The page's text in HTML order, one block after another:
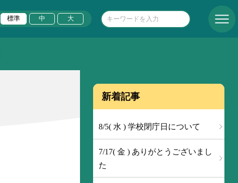
標準 中 大
新着記事
8/5( 水 ) 学校閉庁日について
7/17( 金 ) ありがとうございまし
た